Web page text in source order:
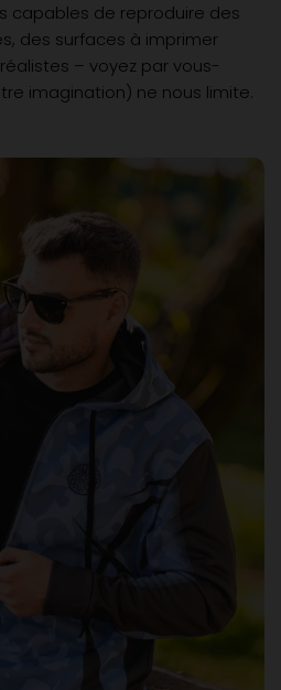
capables de reproduire des
des surfaces à imprimer
– voyez par vous-
imagination) ne nous limite.